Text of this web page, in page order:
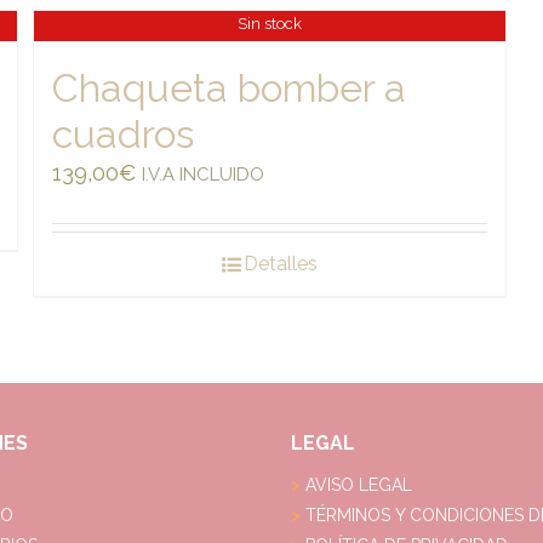
Sin stock
Chaqueta bomber a
cuadros
139,00€ I.V.A INCLUIDO
Detalles
LEGAL
AVISO LEGAL
TÉRMINOS Y CONDICIONES